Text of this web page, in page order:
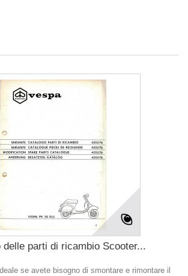
delle parti di ricambio Scooter...
se avete bisogno di smontare e rimontare il